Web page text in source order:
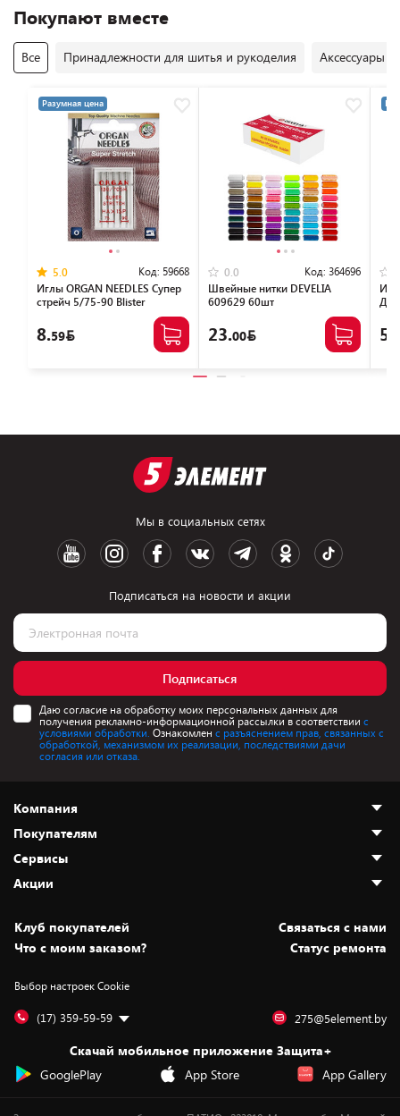
Покупают вместе
Все Принадлежности для шитья и рукоделия Аксессуары
Разумная цена
5.0 Код: 59668
Иглы ORGAN NEEDLES Супер
стрейч 5/75-90 Blister
8.59
0.0 Код: 364696
Швейные нитки DEVELIA
609629 60шт
23.00 5.
Мы в социальных сетях
Подписаться на новости и акции
Подписаться
Даю согласие на обработку моих персональных данных для
получения рекламно-информационной рассылки в соответствии с
условиями обработки. Ознакомлен с разъяснением прав, связанных с
обработкой, механизмом их реализации, последствиями дачи
согласия или отказа.
Компания
О нас
Адреса магазинов
Новости
Статьи и обзоры
Вакансии
Дай пять добру!
Покупателям
Как сделать заказ
Оплата и доставка
Безналичный расчёт
Обмен и возврат товара
Обработка персональных данных
Подарочные карты
Сервисы
Установка техники
Для игровых консолей
Для мобильных устройств
Для компьютеров
Сервисные центры
Акции
Скидки и промокоды
Белорусские товары
Бонусы
Оплата частями
Уценка
Клуб покупателей
Cвязаться с нами
Что с моим заказом?
Статус ремонта
Выбор настроек Cookie
(17) 359-59-59 275@5element.by
Скачай мобильное приложение Защита+
GooglePlay
App Store App Gallery